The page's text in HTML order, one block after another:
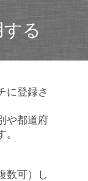
る
に登録さ
や都道府
数可）し